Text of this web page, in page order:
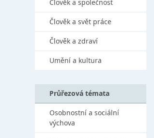
Člověk a společnost
Člověk a svět práce
Člověk a zdraví
Umění a kultura
Průřezová témata
Osobnostní a sociální
výchova